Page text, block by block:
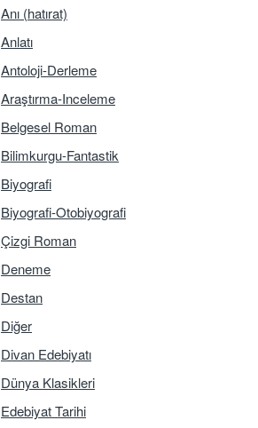
Anı (hatırat)
Anlatı
Antoloji-Derleme
Araştırma-Inceleme
Belgesel Roman
Bilimkurgu-Fantastik
Biyografi
Biyografi-Otobiyografi
Çizgi Roman
Deneme
Destan
Diğer
Divan Edebiyatı
Dünya Klasikleri
Edebiyat Tarihi